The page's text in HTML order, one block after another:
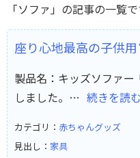
「ソファ」の記事の一覧で
座り心地最高の子供
製品名：キッズソファ
しました。… 続きを読む
カテゴリ： 赤ちゃんグッズ
見出し： 家具